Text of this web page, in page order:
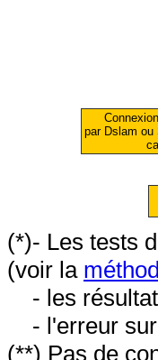
par Dslam ou
(*)- Les tests
(voir la
- les
- l'erreur sur
(**) Pas de